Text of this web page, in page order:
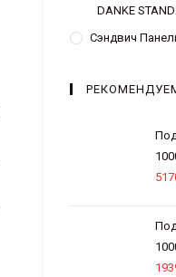
DANKE
Сэндвич